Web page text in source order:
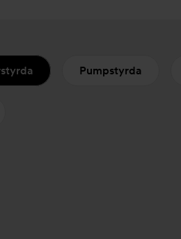
Pumpstyrda